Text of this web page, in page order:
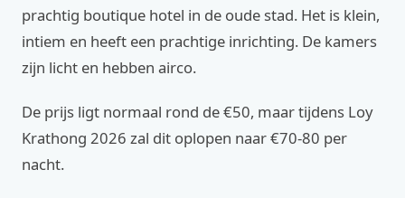
prachtig boutique hotel in de oude stad. Het is klein,
intiem en heeft een prachtige inrichting. De kamers
zijn licht en hebben airco.
De prijs ligt normaal rond de €50, maar tijdens Loy
Krathong 2026 zal dit oplopen naar €70-80 per
nacht.